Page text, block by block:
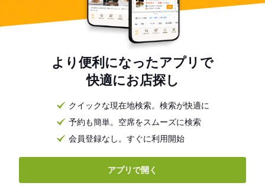
より便利になったアプリで
快適にお店探し
クイックな現在地検索。検索が快適に
予約も簡単。空席をスムーズに検索
会員登録なし。すぐに利用開始
アプリで開く